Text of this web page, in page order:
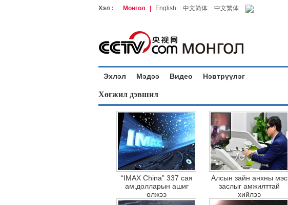
Хэл : Монгол English 中文简体 中文繁体
Эхлэл Мэдээ Видео Нэвтрүүлэг
Хөгжил дэвшил
“IMAX China” 337 сая
ам.долларын ашиг
олжээ
Алсын зайн анхны мэс
заслыг амжилттай
хийлээ